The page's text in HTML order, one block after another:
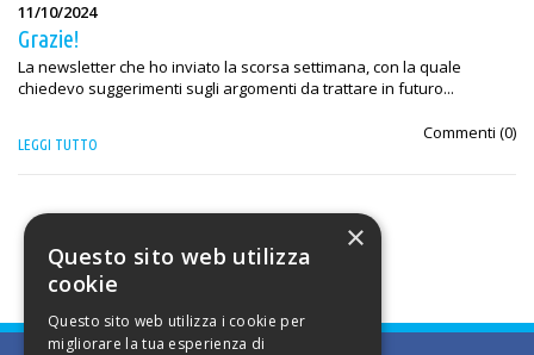
11/10/2024
Grazie!
La newsletter che ho inviato la scorsa settimana, con la quale
chiedevo suggerimenti sugli argomenti da trattare in futuro...
LEGGI TUTTO
Commenti (0)
×
Questo sito web utilizza
cookie
Questo sito web utilizza i cookie per
migliorare la tua esperienza di